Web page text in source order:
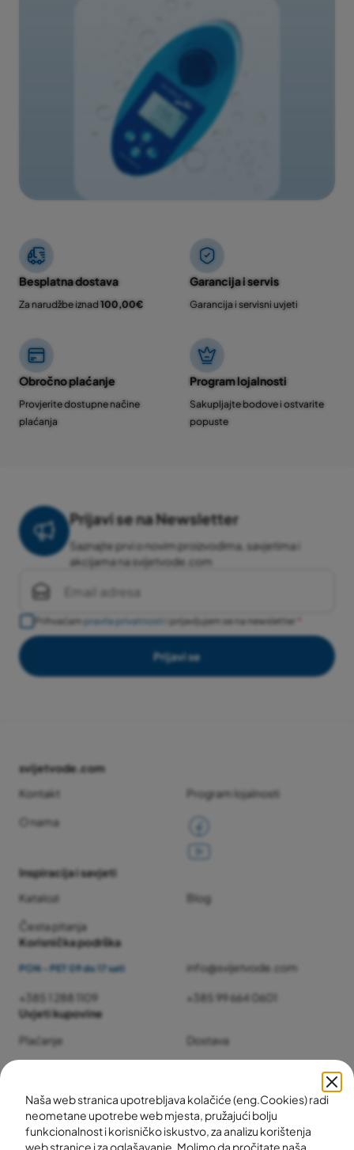
Naša web stranica upotrebljava kolačiće (eng.Cookies) radi
neometane upotrebe web mjesta, pružajući bolju
funkcionalnost i korisničko iskustvo, za analizu korištenja
web stranice i za oglašavanje. Molimo da pročitate naša
Besplatna dostava
Za narudžbe iznad 100,00€
Garancija i servis
Garancija i servisni uvjeti
Obročno plaćanje
Provjerite dostupne načine
plaćanja
Program lojalnosti
Sakupljajte bodove i ostvarite
popuste
Prijavi se na Newsletter
Saznajte prvi o novim proizvodima, savjetima i
akcijama na svijetvode.com
Prihvaćam pravila privatnosti i prijavljujem se na newsletter
Prijavi se
svijetvode.com
Kontakt
Program lojalnosti
O nama
Inspiracija i savjeti
Katalozi
Blog
Česta pitanja
Korisnička podrška
PON - PET 09 do 17 sati info@svijetvode.com
+385 1 288 1109
+385 99 664 0601
Uvjeti kupovine
Plaćanje
Dostava